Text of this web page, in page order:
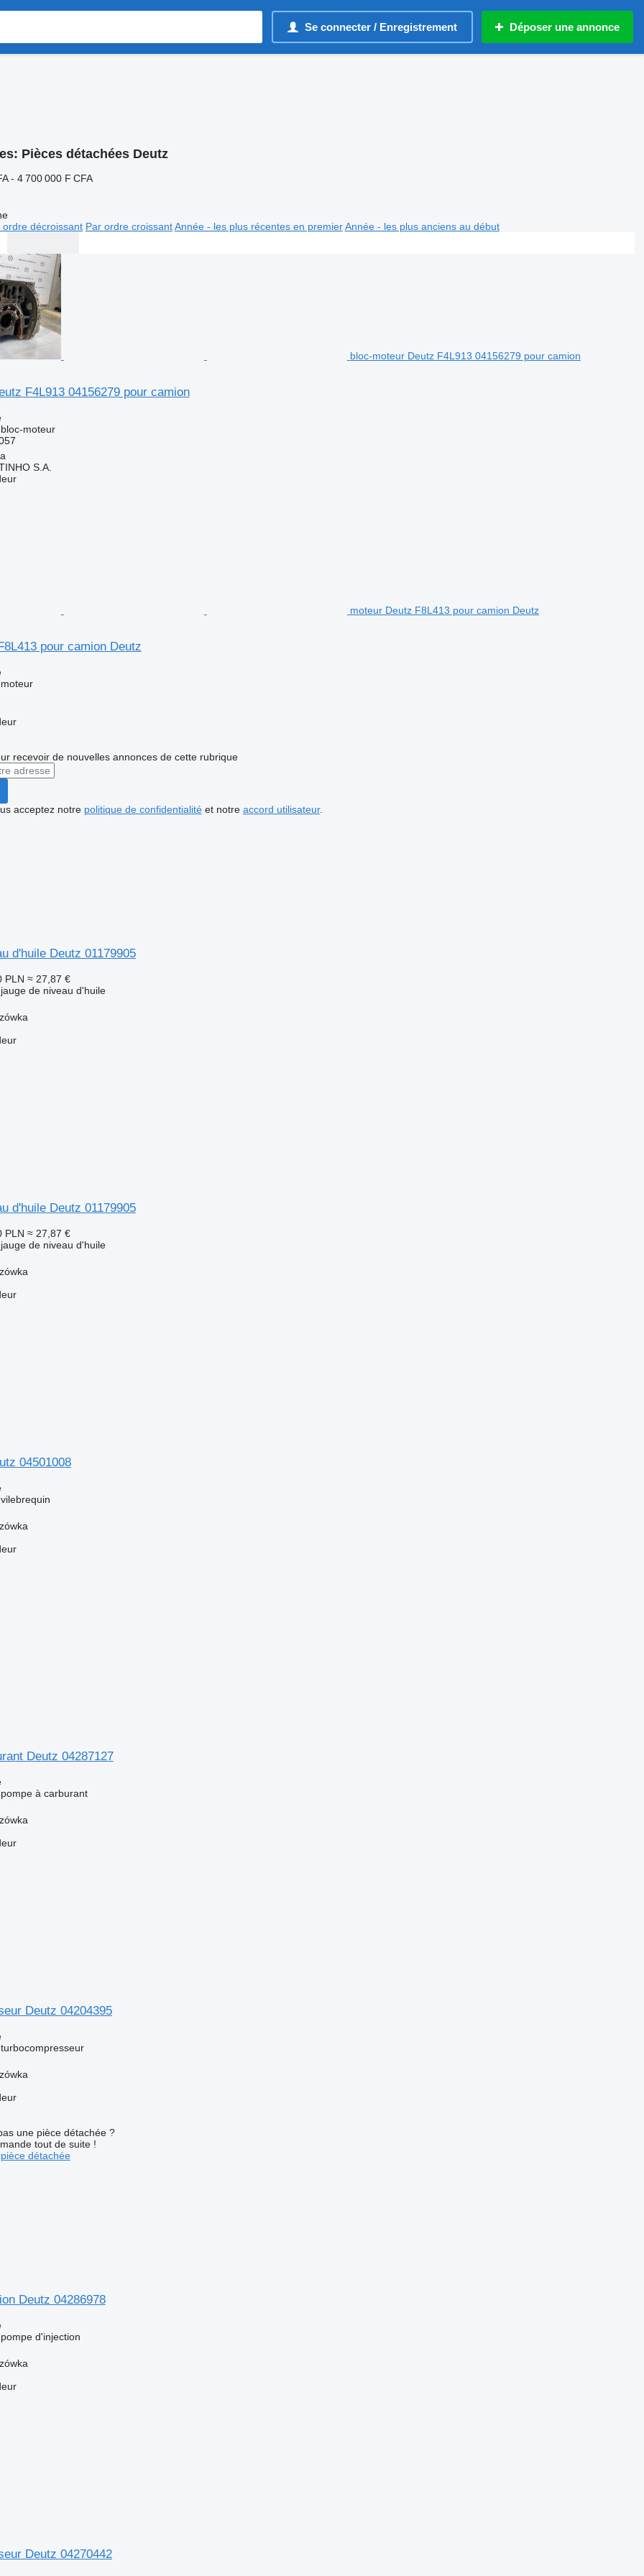
Se connecter / Enregistrement Déposer une annonce
Pièces détachées Deutz
- 4 700 000 F CFA
ordre décroissant Par ordre croissant Année - les plus récentes en premier Année - les plus anciens au début
bloc-moteur Deutz F4L913 04156279 pour camion
F4L913 04156279 pour camion
moteur
S.A.
moteur Deutz F8L413 pour camion Deutz
pour camion Deutz
recevoir de nouvelles annonces de cette rubrique
acceptez notre politique de confidentialitéet notre accord utilisateur.
d'huile Deutz 01179905
PLN ≈ 27,87 €
de niveau d'huile
d'huile Deutz 01179905
PLN ≈ 27,87 €
de niveau d'huile
04501008
Deutz 04287127
à carburant
Deutz 04204395
une pièce détachée ?
tout de suite !
détachée
Deutz 04286978
d'injection
Deutz 04270442